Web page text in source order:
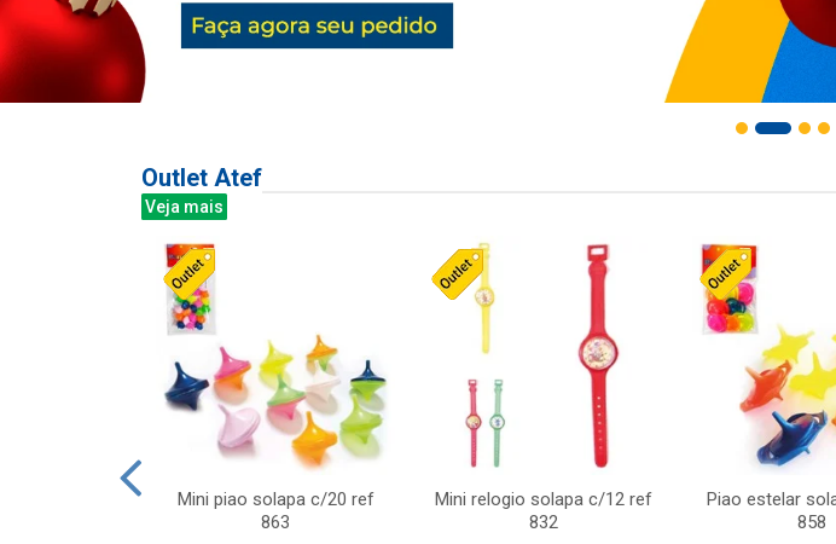
Outlet Atef
Veja mais
Mini piao solapa c/20 ref
863
Mini relogio solapa c/12 ref
832
Piao estelar
858